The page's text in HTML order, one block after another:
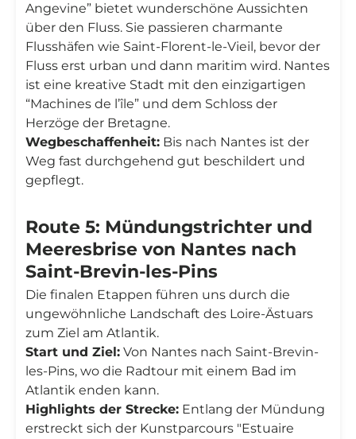
Angevine” bietet wunderschöne Aussichten
über den Fluss. Sie passieren charmante
Flusshäfen wie Saint-Florent-le-Vieil, bevor der
Fluss erst urban und dann maritim wird. Nantes
ist eine kreative Stadt mit den einzigartigen
“Machines de l’île” und dem Schloss der
Herzöge der Bretagne.
Wegbeschaffenheit: Bis nach Nantes ist der
Weg fast durchgehend gut beschildert und
gepflegt.
Route 5: Mündungstrichter und
Meeresbrise von Nantes nach
Saint-Brevin-les-Pins
Die finalen Etappen führen uns durch die
ungewöhnliche Landschaft des Loire-Ästuars
zum Ziel am Atlantik.
Start und Ziel: Von Nantes nach Saint-Brevin-
les-Pins, wo die Radtour mit einem Bad im
Atlantik enden kann.
Highlights der Strecke: Entlang der Mündung
erstreckt sich der Kunstparcours "Estuaire